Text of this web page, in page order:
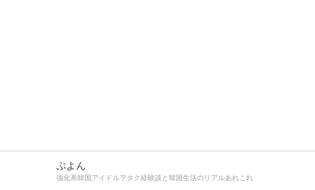
ぷよん
強化系韓国アイドルヲタク経験談と韓国生活のリアルあれこれ